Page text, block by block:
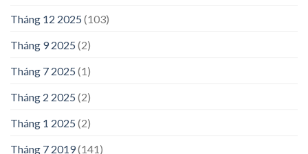
Tháng 12 2025 (103)
Tháng 9 2025 (2)
Tháng 7 2025 (1)
Tháng 2 2025 (2)
Tháng 1 2025 (2)
Tháng 7 2019(141)